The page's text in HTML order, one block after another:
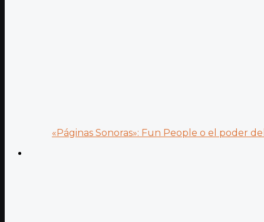
«Páginas Sonoras»: Fun People o el poder